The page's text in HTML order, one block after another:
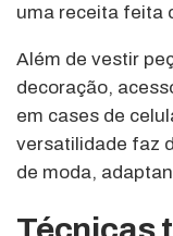
uma receita feita
Além de vestir
decoração,
em cases de
versatilidade faz
de moda,